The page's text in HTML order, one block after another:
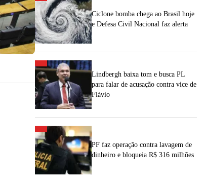
Ciclone bomba chega ao Brasil hoje
e Defesa Civil Nacional faz alerta
Lindbergh baixa tom e busca PL
para falar de acusação contra vice de
Flávio
PF faz operação contra lavagem de
dinheiro e bloqueia R$ 316 milhões